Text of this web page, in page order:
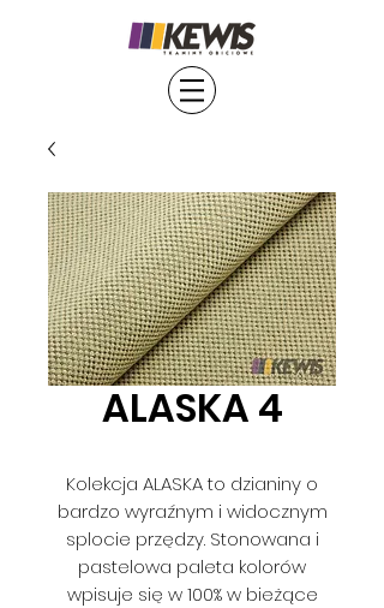
ALASKA 4
Kolekcja ALASKA to dzianiny o
bardzo wyraźnym i widocznym
splocie przędzy. Stonowana i
pastelowa paleta kolorów
wpisuje się w 100% w bieżące